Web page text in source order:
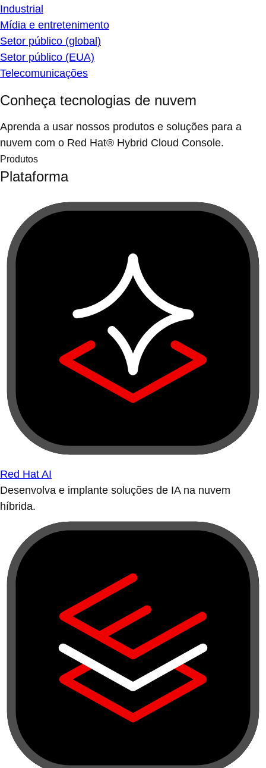
Industrial
Mídia e entretenimento
Setor público (global)
Setor público (EUA)
Telecomunicações
Conheça tecnologias de nuvem
Aprenda a usar nossos produtos e soluções para a
nuvem com o Red Hat® Hybrid Cloud Console.
Produtos
Plataforma
Red Hat AI
Desenvolva e implante soluções de IA na nuvem
híbrida.